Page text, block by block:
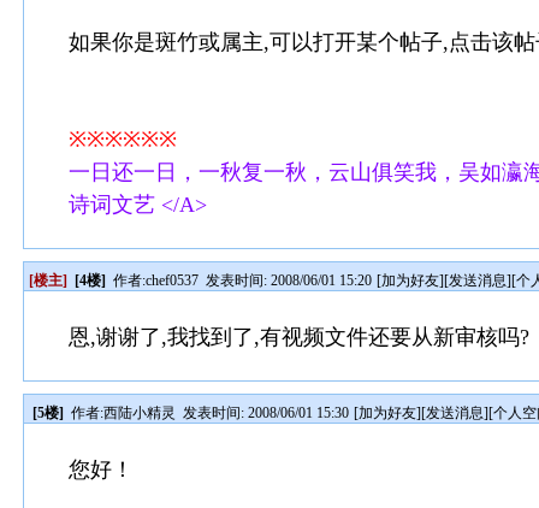
如果你是斑竹或属主,可以打开某个帖子,点击该
※※※※※※
一日还一日，一秋复一秋，云山俱笑我，吴如瀛
诗词文艺 </A>
[楼主] [4楼] 作者:chef0537 发表时间: 2008/06/01 15:20 [加为好友][发送消息][个
恩,谢谢了,我找到了,有视频文件还要从新审核吗?
[5楼] 作者:西陆小精灵 发表时间: 2008/06/01 15:30 [加为好友][发送消息][个人
您好！